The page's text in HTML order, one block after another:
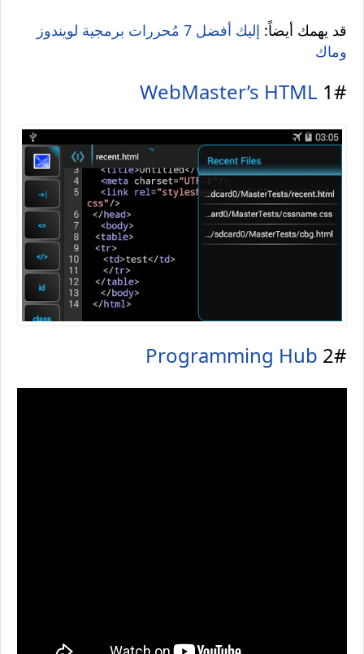
قد يهمك أيضاً:
إليك أفضل 7 مُحررات برمجية لويندوز
وماك
WebMaster’s HTML 1#
Programming Hub 2#